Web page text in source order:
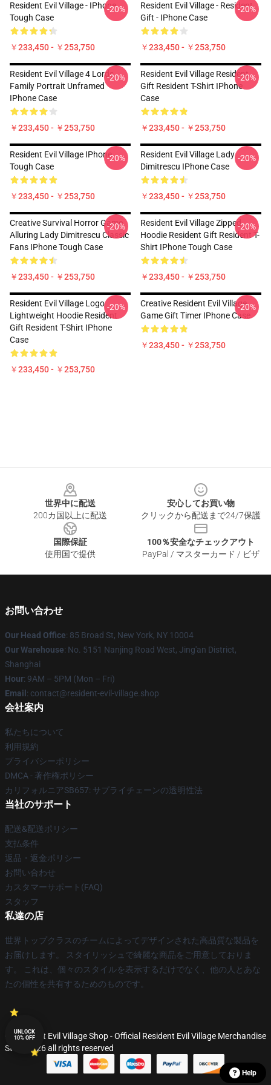
Resident Evil Village - IPhone
Tough Case
￥233,450 - ￥253,750
-20%
Resident Evil Village - Resident
Gift - IPhone Case
￥233,450 - ￥253,750
-20%
Resident Evil Village 4 Lords
Family Portrait Unframed
IPhone Case
￥233,450 - ￥253,750
-20%
Resident Evil Village Resident
Gift Resident T-Shirt IPhone
Case
￥233,450 - ￥253,750
-20%
Resident Evil Village IPhone
Tough Case
￥233,450 - ￥253,750
-20%
Resident Evil Village Lady
Dimitrescu IPhone Case
￥233,450 - ￥253,750
-20%
Creative Survival Horror Game
Alluring Lady Dimitrescu Classic
Fans IPhone Tough Case
￥233,450 - ￥253,750
-20%
Resident Evil Village Zipped
Hoodie Resident Gift Resident T-
Shirt IPhone Tough Case
￥233,450 - ￥253,750
-20%
Resident Evil Village Logo
Lightweight Hoodie Resident
Gift Resident T-Shirt IPhone
Case
￥233,450 - ￥253,750
-20%
Creative Resident Evil Village
Game Gift Timer IPhone Case
￥233,450 - ￥253,750
-20%
世界中に配送
200カ国以上に配送
安心してお買い物
クリックから配送まで24/7保護
国際保証
使用国で提供
100％安全なチェックアウト
PayPal / マスターカード / ビザ
お問い合わせ
Our Head Office: 85 Broad St, New York, NY 10004
Our Warehouse: No. 5151 Nanjing Road West, Jing'an District,
Shanghai
Hour: 9AM – 5PM (Mon – Fri)
Email : contact@resident-evil-village.shop
会社案内
私たちについて
利用規約
プライバシーポリシー
DMCA - 著作権ポリシー
カリフォルニアSB657: サプライチェーンの透明性法
当社のサポート
配送&配送ポリシー
支払条件
返品・返金ポリシー
お問い合わせ
カスタマーサポート(FAQ)
スタッフ
私達の店
世界トップクラスのチームによってデザインされた高品質な製品を
お届けします。 スタイリッシュで綺麗な商品をご用意しておりま
す。 これは、個々のスタイルを表示するだけでなく、他の人とあな
たの個性を共有するためのものです。
© Resident Evil Village Shop - Official Resident Evil Village Merchandise
Store 2026 all rights reserved
UNLOCK
10% OFF
Help